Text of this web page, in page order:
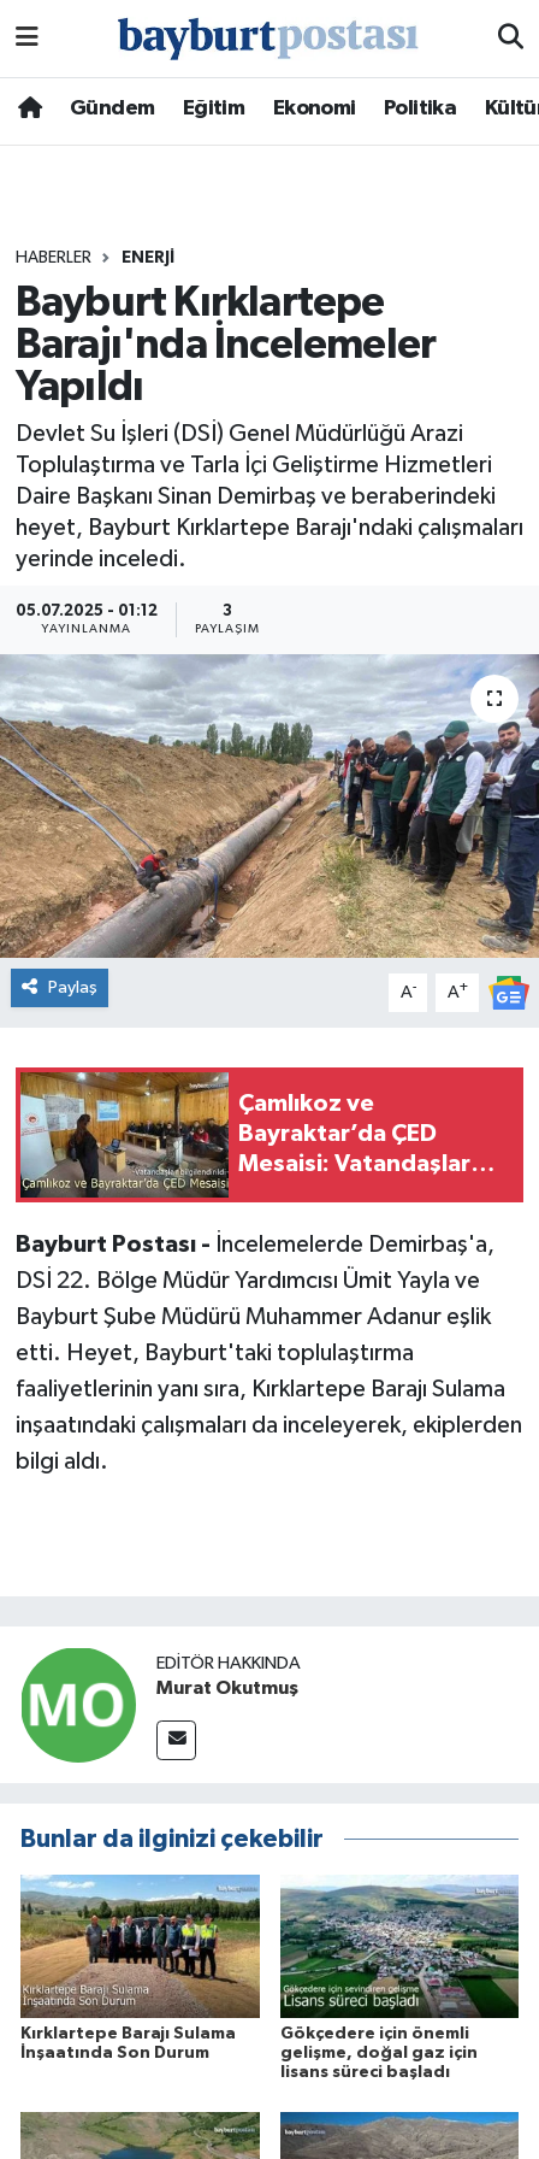
Gündem Eğitim Ekonomi Politika
HABERLER ENERJI
Bayburt Kırklartepe
Barajı'nda İncelemeler
Yapıldı
Devlet Su İşleri (DSİ) Genel Müdürlüğü Arazi
Toplulaştırma ve Tarla İçi Geliştirme Hizmetleri
Daire Başkanı Sinan Demirbaş ve beraberindeki
heyet, Bayburt Kırklartepe Barajı'ndaki çalışmaları
yerinde inceledi.
05.07.2025 - 01:12
YAYINLANMA
3
PAYLAŞIM
Paylaş A- A+
Çamlıkoz ve
Bayraktar’da ÇED
Mesaisi: Vatandaşlar
Bayburt Postası - İncelemelerde Demirbaş'a,
DSİ 22. Bölge Müdür Yardımcısı Ümit Yayla ve
Bayburt Şube Müdürü Muhammer Adanur eşlik
etti. Heyet, Bayburt'taki toplulaştırma
faaliyetlerinin yanı sıra, Kırklartepe Barajı Sulama
inşaatındaki çalışmaları da inceleyerek, ekiplerden
bilgi aldı.
EDITÖR HAKKINDA
Murat Okutmuş
Bunlar da ilginizi çekebilir
Kırklartepe Barajı Sulama
İnşaatında Son Durum
Gökçedere için önemli
gelişme, doğal gaz için
lisans süreci başladı
Hava Durumu
Süper Lig Puan Durumu ve Fikstür
Tüm Manşetler
Son Dakika Haberleri
Haber Arşivi